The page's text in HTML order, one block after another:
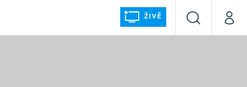
ŽIVĚ
VyhledáváníMůj